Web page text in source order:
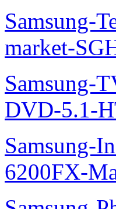
Samsung-
market-
Samsung-
DVD-5.1-
Samsung-
6200FX-